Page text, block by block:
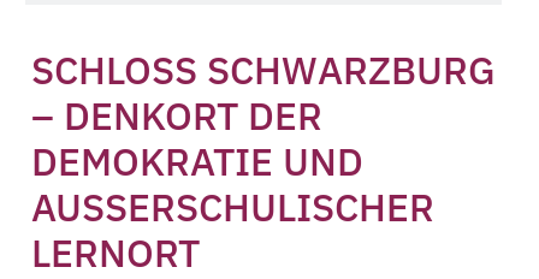
SCHLOSS SCHWARZBURG
– DENKORT DER
DEMOKRATIE UND
AUSSERSCHULISCHER L
ERNORT